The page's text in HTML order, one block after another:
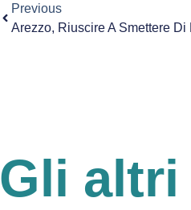
Previous
Gli